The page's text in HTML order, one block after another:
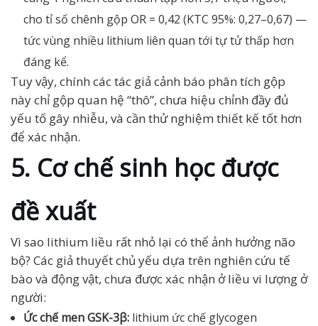
cho tỉ số chênh gộp OR = 0,42 (KTC 95%: 0,27–0,67) —
tức vùng nhiều lithium liên quan tới tự tử thấp hơn
đáng kể.
Tuy vậy, chính các tác giả cảnh báo phân tích gộp
này chỉ gộp quan hệ “thô”, chưa hiệu chỉnh đầy đủ
yếu tố gây nhiễu, và cần thử nghiệm thiết kế tốt hơn
để xác nhận.
5. Cơ chế sinh học được
đề xuất
Vì sao lithium liều rất nhỏ lại có thể ảnh hưởng não
bộ? Các giả thuyết chủ yếu dựa trên nghiên cứu tế
bào và động vật, chưa được xác nhận ở liều vi lượng ở
người:
Ức chế men GSK-3β: lithium ức chế glycogen